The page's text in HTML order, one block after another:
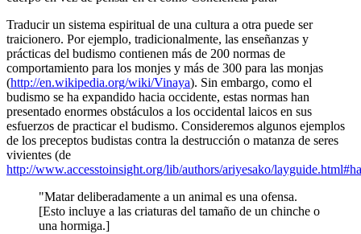
Traducir un sistema espiritual de una cultura a otra puede ser
traicionero. Por ejemplo, tradicionalmente, las enseñanzas y
prácticas del budismo contienen más de 200 normas de
comportamiento para los monjes y más de 300 para las monjas
(http://en.wikipedia.org/wiki/Vinaya). Sin embargo, como el
budismo se ha expandido hacia occidente, estas normas han
presentado enormes obstáculos a los occidental laicos en sus
esfuerzos de practicar el budismo. Consideremos algunos ejemplos
de los preceptos budistas contra la destrucción o matanza de seres
vivientes (de
http://www.accesstoinsight.org/lib/authors/ariyesako/
"Matar deliberadamente a un animal es una ofensa.
[Esto incluye a las criaturas del tamaño de un chinche o
una hormiga.]